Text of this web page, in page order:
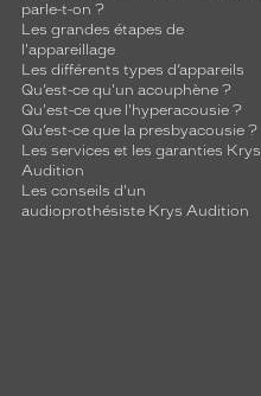
parle-t-on ?
Les grandes étapes de
l'appareillage
Les différents types d’appareils
Qu’est-ce qu'un acouphène ?
Qu'est-ce que l'hyperacousie ?
Qu’est-ce que la presbyacousie ?
Les services et les garanties Krys
Audition
Les conseils d'un
audioprothésiste Krys Audition